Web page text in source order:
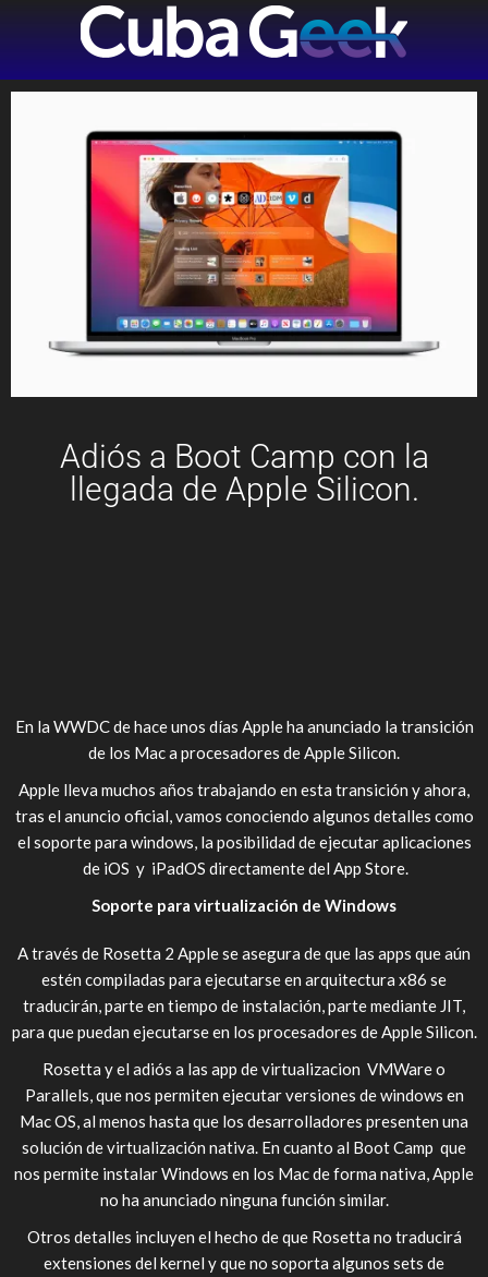
Adiós a Boot Camp con la
llegada de Apple Silicon.
En la WWDC de hace unos días Apple ha anunciado la transición
de los Mac a procesadores de Apple Silicon.
Apple lleva muchos años trabajando en esta transición y ahora,
tras el anuncio oficial, vamos conociendo algunos detalles como
el soporte para windows, la posibilidad de ejecutar aplicaciones
de iOS y iPadOS directamente del App Store.
Soporte para virtualización de Windows
A través de Rosetta 2 Apple se asegura de que las apps que aún
estén compiladas para ejecutarse en arquitectura x86 se
traducirán, parte en tiempo de instalación, parte mediante JIT,
para que puedan ejecutarse en los procesadores de Apple Silicon.
Rosetta y el adiós a las app de virtualizacion VMWare o
Parallels, que nos permiten ejecutar versiones de windows en
Mac OS, al menos hasta que los desarrolladores presenten una
solución de virtualización nativa. En cuanto al Boot Camp que
nos permite instalar Windows en los Mac de forma nativa, Apple
no ha anunciado ninguna función similar.
Otros detalles incluyen el hecho de que Rosetta no traducirá
extensiones del kernel y que no soporta algunos sets de